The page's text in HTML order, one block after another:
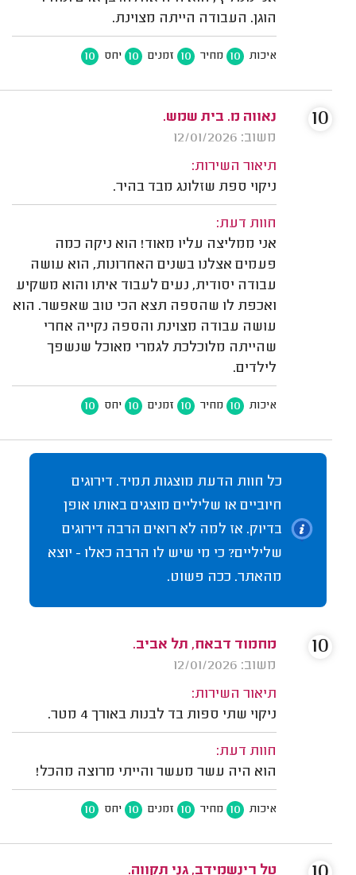
הוגן. העבודה הייתה מצוינת.
איכות 10 מחיר 10 זמנים 10 יחס 10
נאווה מ. בית שמש.
משוב: 12/01/2026
תיאור השירות:
ניקוי ספת שזלונג מבד בהיר.
חוות דעת:
אני ממליצה עליו מאוד! הוא ניקה כמה
פעמים אצלנו בשנים האחרונות, הוא עושה
עבודה יסודית, נעים לעבוד איתו והוא משקיע
ואכפת לו שהספה תצא הכי טוב שאפשר. הוא
עושה עבודה מצוינת והספה נקייה אחרי
שהייתה מלוכלכת לגמרי מאוכל שנשפך
לילדים.
איכות 10 מחיר 10 זמנים 10 יחס 10
10
כל חוות הדעת מוצגות תמיד. דירוגים
חיוביים או שליליים מוצגים באותו אופן
בדיוק. אז למה לא רואים הרבה דירוגים
שליליים? כי מי שיש לו הרבה כאלו - יוצא
מהאתר. ככה פשוט.
מחמוד דבאח, תל אביב.
משוב: 12/01/2026
תיאור השירות:
ניקוי שתי ספות בד לבנות באורך 4 מטר.
חוות דעת:
הוא היה עשר מעשר והייתי מרוצה מהכל!
איכות 10 מחיר 10 זמנים 10 יחס 10
10
טל רינשמידב, גני תקווה.